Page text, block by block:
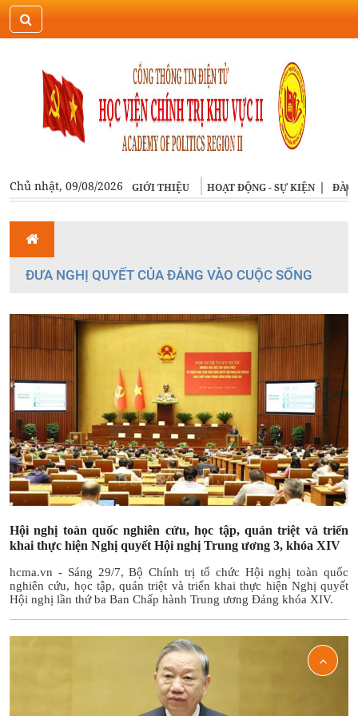
ĐĂNG NHẬP
Chủ nhật, 09/08/2026 GIỚI THIỆU HOẠT ĐỘNG - SỰ KIỆN ĐÀO
ĐƯA NGHỊ QUYẾT CỦA ĐẢNG VÀO CUỘC SỐNG
Hội nghị toàn quốc nghiên cứu, học tập, quán triệt và triển
khai thực hiện Nghị quyết Hội nghị Trung ương 3, khóa XIV
hcma.vn - Sáng 29/7, Bộ Chính trị tổ chức Hội nghị toàn quốc
nghiên cứu, học tập, quán triệt và triển khai thực hiện Nghị quyết
Hội nghị lần thứ ba Ban Chấp hành Trung ương Đảng khóa XIV.